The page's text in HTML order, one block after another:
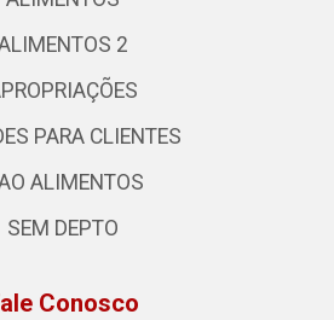
2
PARA CLIENTES
ALIMENTOS
SEM DEPTO
Conosco